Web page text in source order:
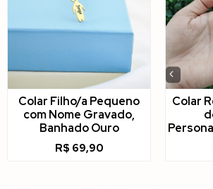
Colar Filho/a Pequeno
com Nome Gravado,
Banhado Ouro
R$ 69,90
‹
Colar